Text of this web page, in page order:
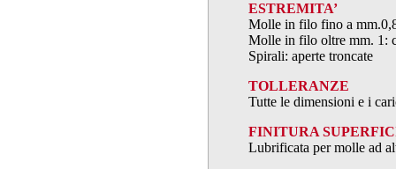
ESTREMITA’
Molle in filo fino a
Molle in filo oltre mm. 1:
Spirali: aperte troncate
TOLLERANZE
Tutte le dimensioni e i
FINITURA
Lubrificata per molle ad